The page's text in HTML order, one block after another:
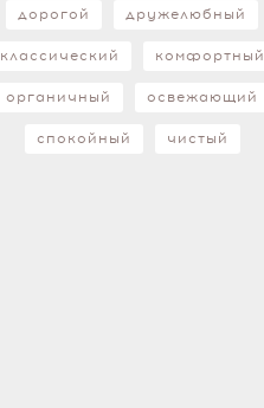
дорогой дружелюбный
классический комфортный
органичный освежающий
спокойный чистый